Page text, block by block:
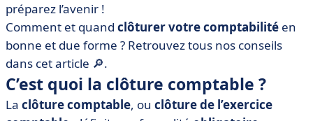
• Comment passer de la clôture comptable à la
réouverture des comptes ?
• Quel logiciel de comptabilité pour vous assister ?
• Pour clôturer cet article
préparez l’avenir !
Comment et quand clôturer votre comptabilité en
bonne et due forme ? Retrouvez tous nos conseils
dans cet article 🔎.
C’est quoi la clôture comptable ?
La clôture comptable, ou clôture de l’exercice